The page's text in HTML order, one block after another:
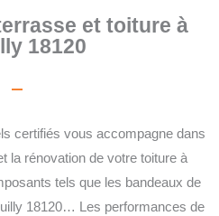
et toiture à
18120
certifiés vous accompagne dans
la rénovation de votre toiture à
tels que les bandeaux de
18120… Les performances de